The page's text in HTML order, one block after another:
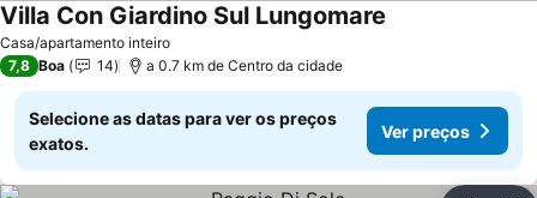
Casa/apartamento inteiro
Villa Con Giardino Sul Lungomare
7,8 Boa 14 a 0.7 km de Centro da cidade
Selecione as datas para ver os preços
exatos.
Ver preços